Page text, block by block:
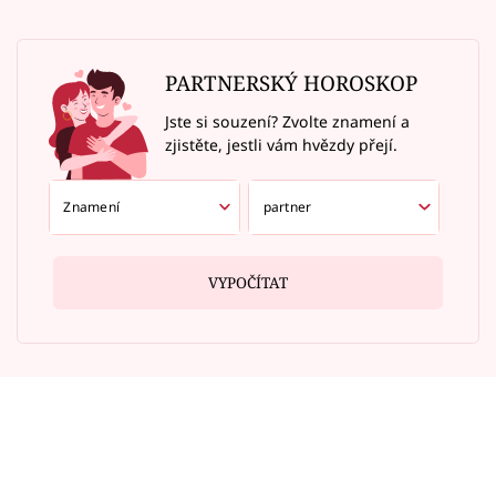
PARTNERSKÝ HOROSKOP
Jste si souzení? Zvolte znamení a
zjistěte, jestli vám hvězdy přejí.
VYPOČÍTAT